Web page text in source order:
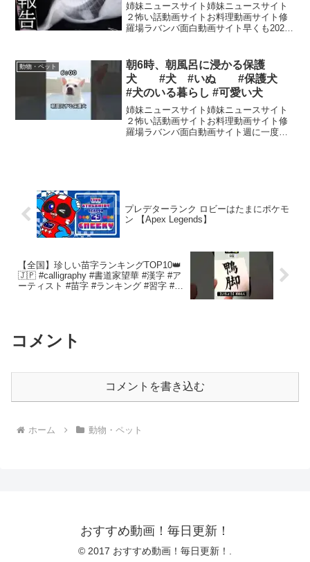
姉妹ニュースサイト姉妹ニュースサイト
２怖い話動画サイトお料理動画サイト修
羅場ラバンバ面白動画サイト早くも2026
手帳はもちろん、今回は素敵なステッカ
ーや使いやすいボール...
動物・ペット
朝6時、朝風呂に浸かる保護
犬 #犬 #いぬ #保護犬
#犬のいる暮らし #可愛い犬
姉妹ニュースサイト姉妹ニュースサイト
２怖い話動画サイトお料理動画サイト修
羅場ラバンバ面白動画サイト週に一度の
プレデターランク ロビーはたまにポケモ
ン 【Apex Legends】
【全国】珍しい苗字ランキングTOP10👑
🇯🇵 #calligraphy #書道家望華 #漢字 #ア
ーティスト #苗字 #ランキング #習字 #豆
コメント
コメントを書き込む
ホーム 動物・ペット
おすすめ動画！毎日更新！
© 2017 おすすめ動画！毎日更新！.